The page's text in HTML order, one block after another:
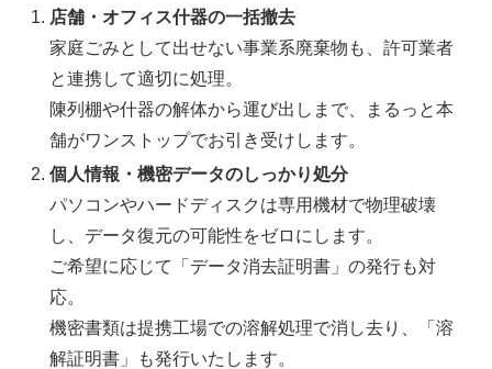
店舗・オフィス什器の一括撤去
家庭ごみとして出せない事業系廃棄物も、許可業者
と連携して適切に処理。
陳列棚や什器の解体から運び出しまで、まるっと本
舗がワンストップでお引き受けします。
個人情報・機密データのしっかり処分
パソコンやハードディスクは専用機材で物理破壊
し、データ復元の可能性をゼロにします。
ご希望に応じて「データ消去証明書」の発行も対
応。
機密書類は提携工場での溶解処理で消し去り、「溶
解証明書」も発行いたします。